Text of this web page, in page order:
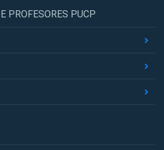
PROFESORES PUCP